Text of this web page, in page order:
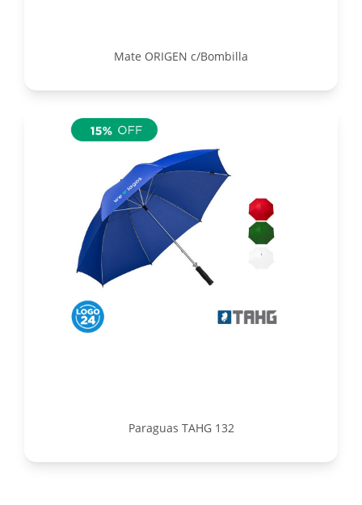
Mate ORIGEN c/Bombilla
Paraguas TAHG 132